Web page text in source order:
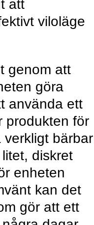
att
viloläge
genom att
göra
använda ett
produkten för
verkligt bärbar
diskret
enheten
kan det
gör att ett